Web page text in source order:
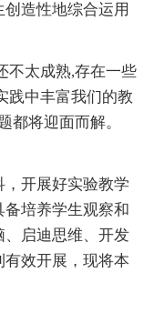
造性地综合运用
不太成熟,存在一些
践中丰富我们的教
都将迎面而解。
开展好实验教学
培养学生观察和
启迪思维、开发
效开展，现将本